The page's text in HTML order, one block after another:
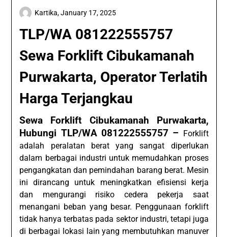
TLP/WA 081222555757
Sewa Forklift Cibukamanah
Purwakarta, Operator Terlatih
Harga Terjangkau
Kartika,January 17, 2025
Sewa Forklift Cibukamanah Purwakarta,
Hubungi TLP/WA 081222555757 –
Forklift
adalah peralatan berat yang sangat diperlukan
dalam berbagai industri untuk memudahkan proses
pengangkatan dan pemindahan barang berat. Mesin
ini dirancang untuk meningkatkan efisiensi kerja
dan mengurangi risiko cedera pekerja saat
menangani beban yang besar. Penggunaan forklift
tidak hanya terbatas pada sektor industri, tetapi juga
di berbagai lokasi lain yang membutuhkan manuver